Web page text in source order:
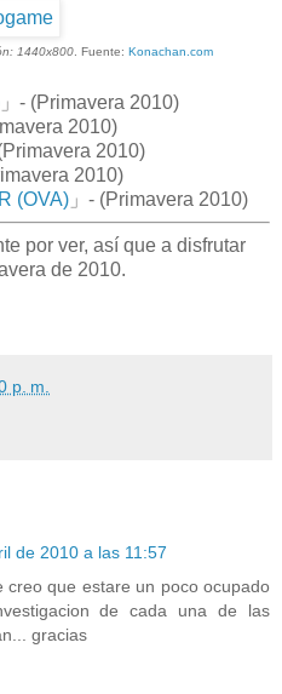
1440x800 . Fuente: Konachan.com
」- (Primavera 2010)
2010)
2010)
2010)
(OVA) 」- (Primavera 2010)
por ver, así que a disfrutar
de 2010.
p. m.
de 2010 a las 11:57
creo que estare un poco ocupado
de cada una de las
gracias